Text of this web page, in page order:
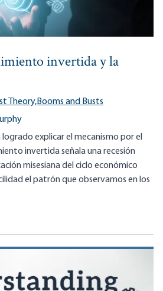
invertida y la
Theory,Booms and Busts
explicar el mecanismo por el
invertida señala una recesión
misesiana del ciclo económico
el patrón que observamos en los